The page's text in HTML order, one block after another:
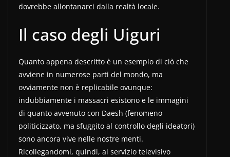
dovrebbe allontanarci dalla realtà locale.
Il caso degli Uiguri
Quanto appena descritto è un esempio di ciò che
avviene in numerose parti del mondo, ma
ovviamente non è replicabile ovunque:
indubbiamente i massacri esistono e le immagini
di quanto avvenuto con Daesh (fenomeno
politicizzato, ma sfuggito al controllo degli ideatori)
sono ancora vive nelle nostre menti.
Ricollegandomi, quindi, al servizio televisivo